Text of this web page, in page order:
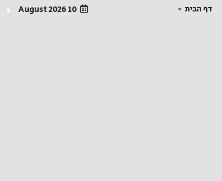
דף הבית 10 August 2026